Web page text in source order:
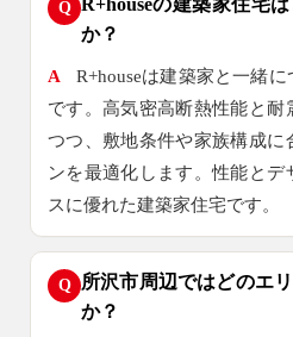
Q
R+houseの建築家住宅
か？
A
R+houseは建築家と一緒
です。高気密高断熱性能と耐
つつ、敷地条件や家族構成に
ンを最適化します。性能と
スに優れた建築家住宅です。
Q
所沢市周辺ではどのエ
か？
0120-70-1212
リフォーム
0120-37-7611
アフターメンテナンス
04-2950-7171